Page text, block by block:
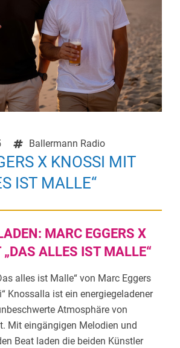
Ballermann Radio
X KNOSSI MIT
IST MALLE“
MARC EGGERS X
ALLES IST MALLE“
alles ist Malle“ von Marc Eggers
Knossalla ist ein energiegeladener
Atmosphäre von
Mit eingängigen Melodien und
Beat laden die beiden Künstler